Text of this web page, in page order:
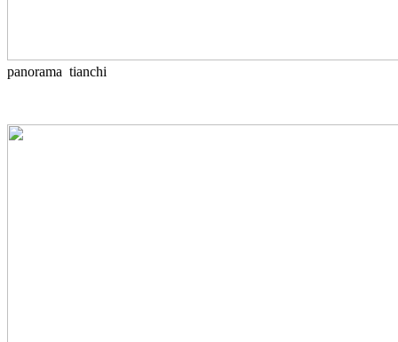
panorama tianchi